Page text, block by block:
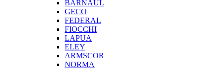
BARNAUL
GEСO
FEDERAL
FIOCCHI
LAPUA
ELEY
ARMSCOR
NORMA